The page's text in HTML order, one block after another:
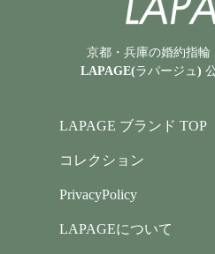
京都・兵庫の婚約指輪
LAPAGE(ラパージュ)
LAPAGE ブランド TOP
コレクション
PrivacyPolicy
LAPAGEについて